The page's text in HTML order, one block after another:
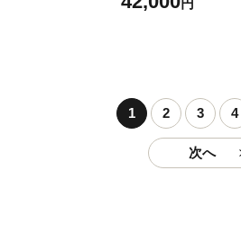
円
1 2 3 4
次へ